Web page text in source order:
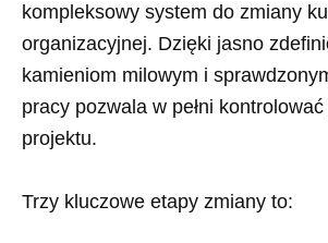
kompleksowy system do zmiany
organizacyjnej. Dzięki jasno
kamieniom milowym i
pracy pozwala w pełni
projektu.
Trzy kluczowe etapy zmiany to: